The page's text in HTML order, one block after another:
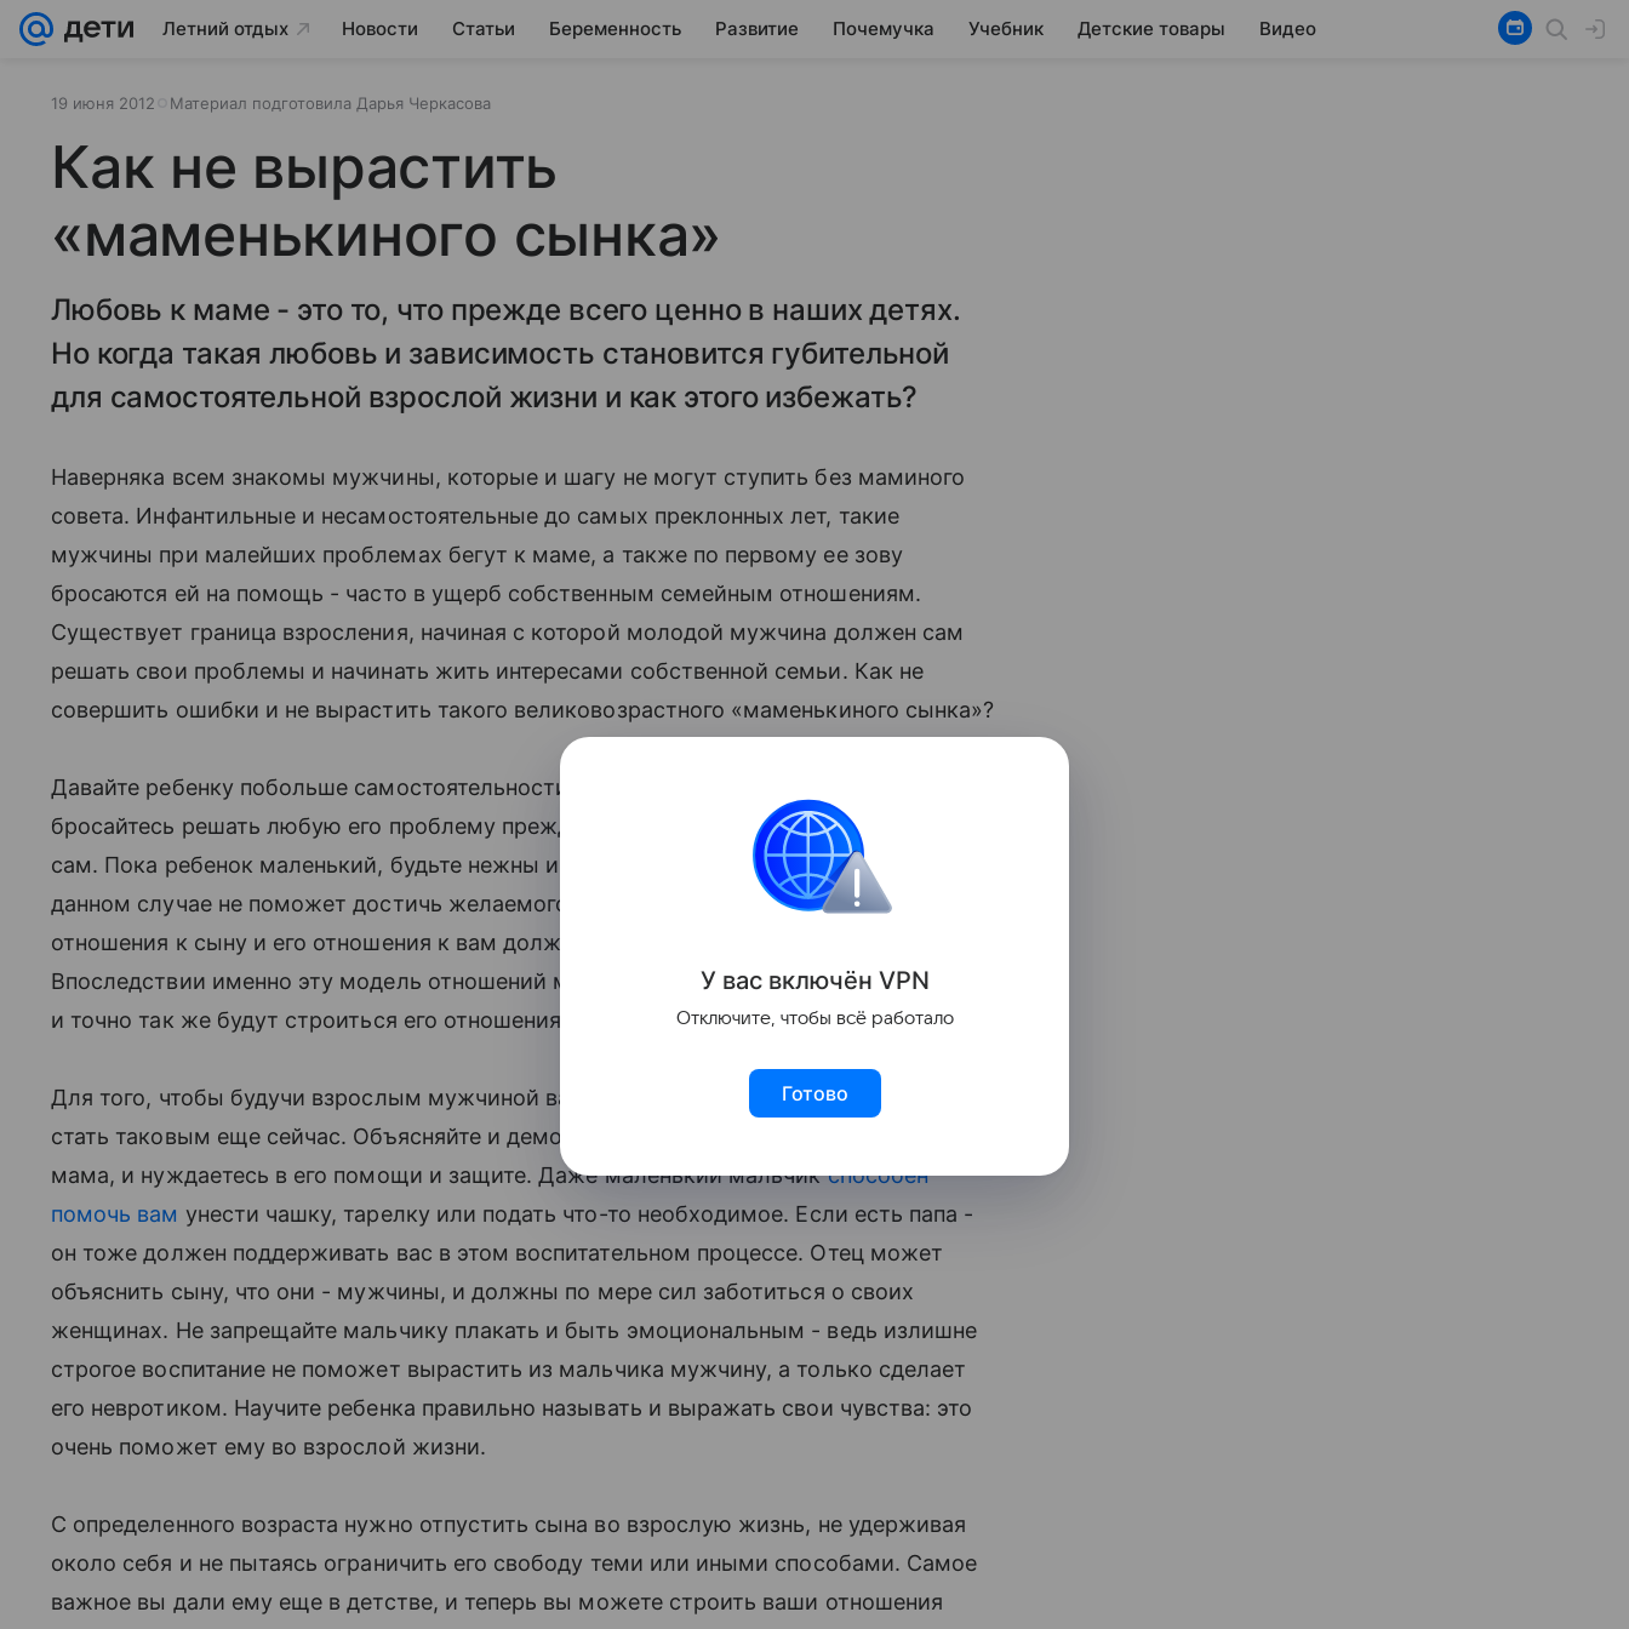
Летний отдых Новости Статьи Беременность Развитие Почемучка Учебник Детские товары Видео
19 июня 2012 Материал подготовила Дарья Черкасова
Как не вырастить
«маменькиного сынка»
Любовь к маме - это то, что прежде всего ценно в наших детях.
Но когда такая любовь и зависимость становится губительной
для самостоятельной взрослой жизни и как этого избежать?
Наверняка всем знакомы мужчины, которые и шагу не могут ступить без маминого
совета. Инфантильные и несамостоятельные до самых преклонных лет, такие
мужчины при малейших проблемах бегут к маме, а также по первому ее зову
бросаются ей на помощь - часто в ущерб собственным семейным отношениям.
Существует граница взросления, начиная с которой молодой мужчина должен сам
решать свои проблемы и начинать жить интересами собственной семьи. Как не
совершить ошибки и не вырастить такого великовозрастного «маменькиного сынка»?
Давайте ребенку побольше самостоятельности с самых первых лет его жизни. Не
бросайтесь решать любую его проблему прежде, чем мальчик попробует решить ее
сам. Пока ребенок маленький, будьте нежны и ласковы с ним, излишняя строгость в
данном случае не поможет достичь желаемого результата. В основе вашего
отношения к сыну и его отношения к вам должна быть, прежде всего, любовь.
Впоследствии именно эту модель отношений мальчик перенесет во взрослую жизнь,
и точно так же будут строиться его отношения с девушками.
Для того, чтобы будучи взрослым мужчиной ваш сын был джентльменом, он должен
стать таковым еще сейчас. Объясняйте и демонстрируйте сыну, что вы женщина,
мама, и нуждаетесь в его помощи и защите. Даже маленький мальчикспособен
помочь вам унести чашку, тарелку или подать что-то необходимое. Если есть папа -
он тоже должен поддерживать вас в этом воспитательном процессе. Отец может
объяснить сыну, что они - мужчины, и должны по мере сил заботиться о своих
женщинах. Не запрещайте мальчику плакать и быть эмоциональным - ведь излишне
строгое воспитание не поможет вырастить из мальчика мужчину, а только сделает
его невротиком. Научите ребенка правильно называть и выражать свои чувства: это
очень поможет ему во взрослой жизни.
С определенного возраста нужно отпустить сына во взрослую жизнь, не удерживая
около себя и не пытаясь ограничить его свободу теми или иными способами. Самое
важное вы дали ему еще в детстве, и теперь вы можете строить ваши отношения
У вас включён VPN
Отключите, чтобы всё работало
Готово